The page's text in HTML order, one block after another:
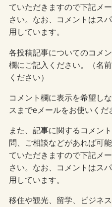
ていただきますので下記メ
さい。なお、コメントはス
用しています。
各投稿記事についてのコメ
欄にご記入ください。（名
ください）
コメント欄に表示を希望し
スまでeメールをお使いくだ
また、記事に関するコメン
問、ご相談などがあれば可
ていただきますので下記メ
さい。なお、コメントはス
用しています。
移住や観光、留学、ビジネ